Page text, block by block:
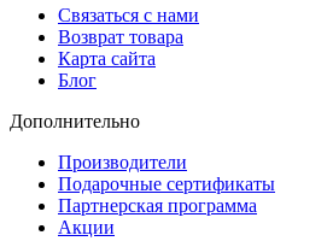
Связаться с нами
Возврат товара
Карта сайта
Блог
Дополнительно
Производители
Подарочные сертификаты
Партнерская программа
Акции